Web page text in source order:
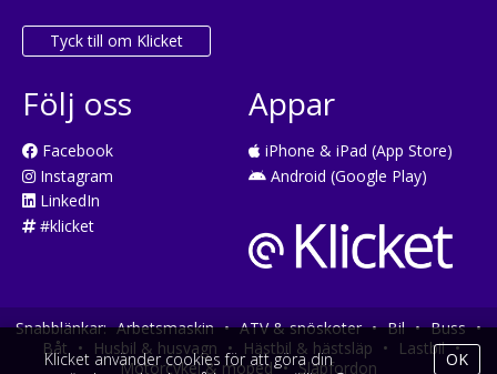
Tyck till om Klicket
Följ oss
Facebook
Instagram
LinkedIn
#klicket
Appar
iPhone & iPad (App Store)
Android (Google Play)
Snabblänkar: Arbetsmaskin • ATV & snöskoter • Bil • Buss •
Båt • Husbil & husvagn • Hästbil & hästsläp • Lastbil •
Motorcykel & moped • Släpfordon
Klicket använder cookies för att göra din
OK